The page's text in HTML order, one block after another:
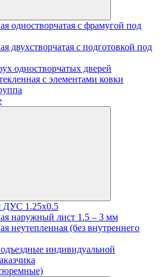
одностворчатая с фрамугой под
двухстворчатая с подготовкой под
одностворчатых дверей
с элементами ковки
ДУС 1.25х0.5
наружный лист 1.5 – 3 мм
неутепленная (без внутреннего
индивидуальной